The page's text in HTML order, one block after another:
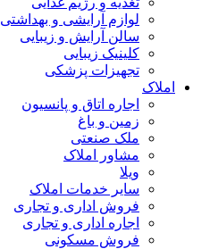
لوازم آرایشی و بهداشتی
سالن آرایش و زیبایی
کلینیک زیبایی
تجهیزات پزشکی
املاک
اجاره اتاق و پانسیون
زمین و باغ
ملک صنعتی
مشاور املاک
ویلا
سایر خدمات املاک
فروش اداری و تجاری
اجاره اداری و تجاری
فروش مسکونی